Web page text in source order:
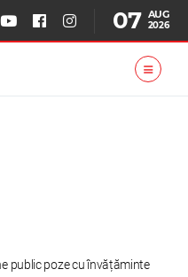
07 AUG
2026
public poze cu învățăminte